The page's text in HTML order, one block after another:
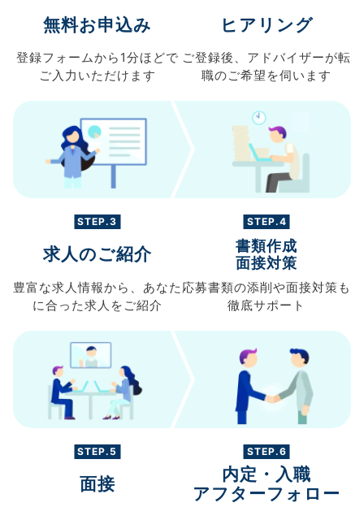
無料お申込み
登録フォームから 1分ほどで
ご入力 いただけます
ヒアリング
ご登録後、 アドバイザーが転
職のご希望を伺います
STEP.3
求人のご紹介
豊富な求人情報から、 あなた
に合った求人を ご紹介
STEP.4
書類作成
面接対策
応募書類の添削や面接対策も
徹底サポート
STEP.5
面接
STEP.6
内定・入職
アフターフォロー